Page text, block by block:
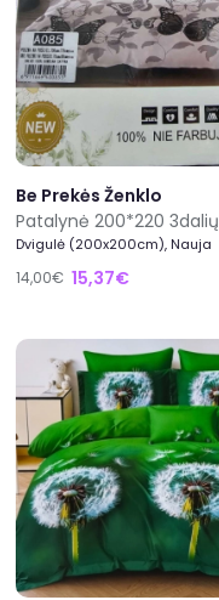
Be Prekės Ženklo
Patalynė 200*220 3dalių
Dvigulė (200x200cm), Nauja
14,00€ 15,37€